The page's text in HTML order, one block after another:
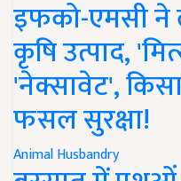
इफको-एमसी ने
कृषि उत्पाद,
'नेक्सावेट',
फसल सुरक्षा!
Animal Husbandry